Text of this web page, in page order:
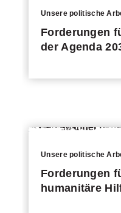
Forderungen
der Agenda
Unsere politische
Forderungen
humanitäre
Unsere politische